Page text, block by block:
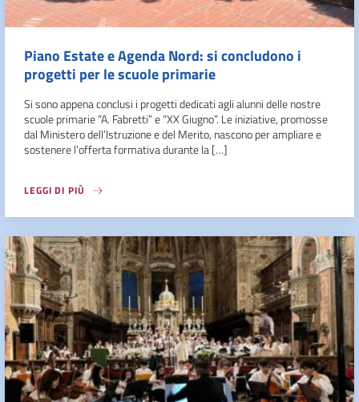
Piano Estate e Agenda Nord: si concludono i
progetti per le scuole primarie
Si sono appena conclusi i progetti dedicati agli alunni delle nostre
scuole primarie ”A. Fabretti” e “XX Giugno”. Le iniziative, promosse
dal Ministero dell’Istruzione e del Merito, nascono per ampliare e
sostenere l’offerta formativa durante la […]
LEGGI DI PIÙ